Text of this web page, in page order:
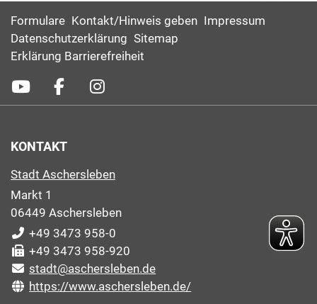
Formulare Kontakt/Hinweis geben Impressum
Datenschutzerklärung Sitemap
Erklärung Barrierefreiheit
KONTAKT
Stadt Aschersleben
Markt 1
06449 Aschersleben
+49 3473 958-0
+49 3473 958-920
stadt@aschersleben.de
https://www.aschersleben.de/